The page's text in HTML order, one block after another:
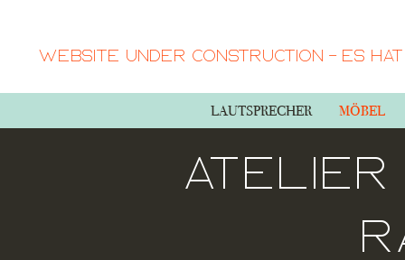
Website Under Construction – Es
LAUTSPRECHER MÖBEL
Atelier